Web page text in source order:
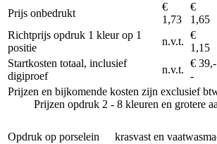
Prijs onbedrukt
€
1,73
€
1,65
Richtprijs opdruk 1 kleur op 1
positie
n.v.t.
€
1,15
Startkosten totaal, inclusief
digiproef
n.v.t.
€ 39,-
-
Prijzen en bijkomende kosten zijn exclusief
Prijzen opdruk 2 - 8 kleuren en grotere
Opdruk op porselein
krasvast en